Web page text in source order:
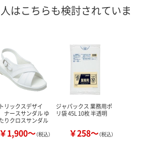
ゴへ カゴへ
はこちらも検討されていま
リックスデザイ
ナースサンダル ゆ
りクロスサンダル
￥1,900～（税込）
ジャパックス 業務用ポ
リ袋 45L 10枚 半透明
￥258～（税込）